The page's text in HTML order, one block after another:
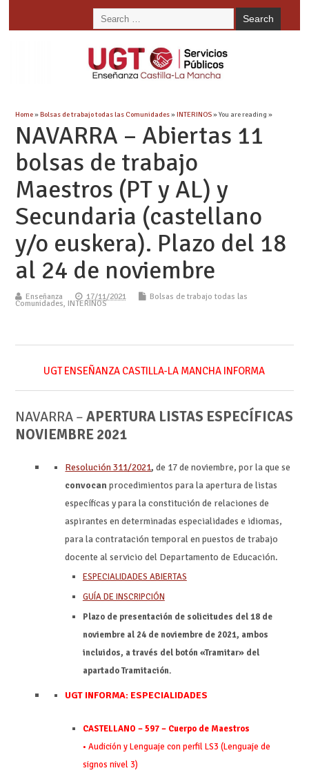
Home»Bolsas de trabajo todas las Comunidades»INTERINOS» You are reading »
NAVARRA – Abiertas 11
bolsas de trabajo
Maestros (PT y AL) y
Secundaria (castellano
y/o euskera). Plazo del 18
al 24 de noviembre
Enseñanza 17/11/2021 Bolsas de trabajo todas las
Comunidades, INTERINOS
UGT ENSEÑANZA CASTILLA-LA MANCHA INFORMA
NAVARRA – APERTURA LISTAS ESPECÍFICAS
NOVIEMBRE 2021
Resolución 311/2021,de 17 de noviembre, por la que se
convocanprocedimientos para la apertura de listas
específicas y para la constitución de relaciones de
aspirantes en determinadas especialidades e idiomas,
para la contratación temporal en puestos de trabajo
docente al servicio del Departamento de Educación.
ESPECIALIDADES ABIERTAS
GUÍA DE INSCRIPCIÓN
Plazo de presentación de solicitudes del 18 de
noviembre al 24 de noviembre de 2021, ambos
incluidos, a través del botón «Tramitar» del
apartado Tramitación.
UGT INFORMA: ESPECIALIDADES
CASTELLANO – 597 – Cuerpo de Maestros
• Audición y Lenguaje con perfil LS3 (Lenguaje de
signos nivel 3)